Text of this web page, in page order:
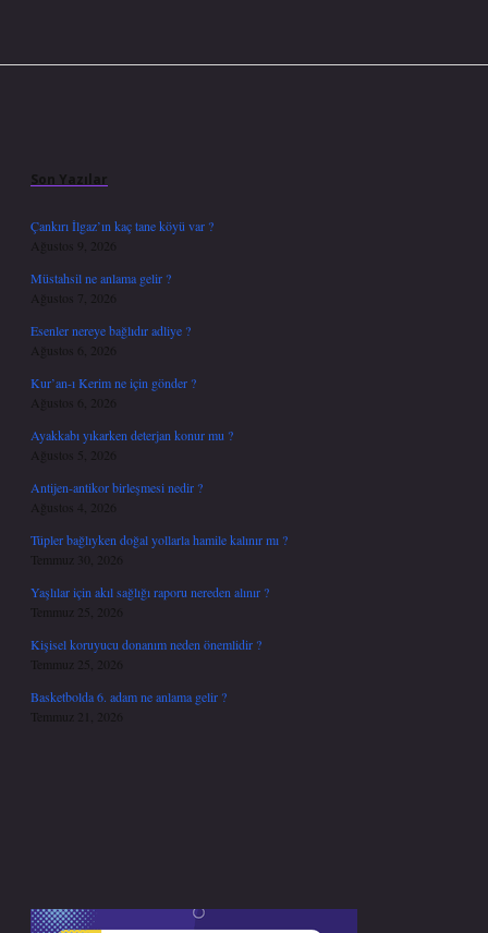
Son Yazılar
Çankırı İlgaz’ın kaç tane köyü var ?
Ağustos 9, 2026
Müstahsil ne anlama gelir ?
Ağustos 7, 2026
Esenler nereye bağlıdır adliye ?
Ağustos 6, 2026
Kur’an-ı Kerim ne için gönder ?
Ağustos 6, 2026
Ayakkabı yıkarken deterjan konur mu ?
Ağustos 5, 2026
Antijen-antikor birleşmesi nedir ?
Ağustos 4, 2026
Tüpler bağlıyken doğal yollarla hamile kalınır mı ?
Temmuz 30, 2026
Yaşlılar için akıl sağlığı raporu nereden alınır ?
Temmuz 25, 2026
Kişisel koruyucu donanım neden önemlidir ?
Temmuz 25, 2026
Basketbolda 6. adam ne anlama gelir ?
Temmuz 21, 2026